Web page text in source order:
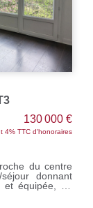
130 000 €
4% TTC d'honoraires
donnant
équipée, un